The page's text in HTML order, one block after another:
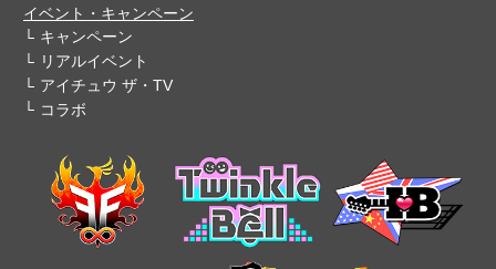
イベント・キャンペーン
キャンペーン
リアルイベント
アイチュウ ザ・TV
コラボ